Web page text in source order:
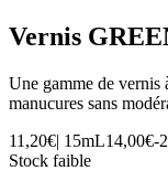
Vernis
Une gamme de vernis
manucures sans
11,20€| 15mL14,00€-
Stock faible